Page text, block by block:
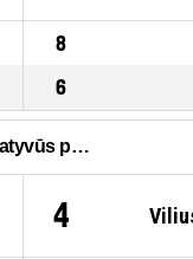
8
6
Rezultatyvūs perdavimai
4